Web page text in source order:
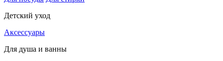
Детский уход
Аксессуары
Для душа и ванны